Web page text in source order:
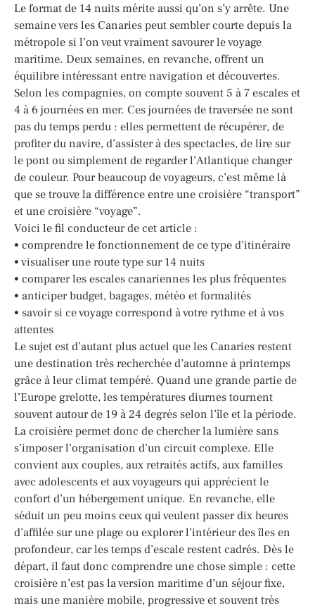
Le format de 14 nuits mérite aussi qu’on s’y arrête. Une
semaine vers les Canaries peut sembler courte depuis la
métropole si l’on veut vraiment savourer le voyage
maritime. Deux semaines, en revanche, offrent un
équilibre intéressant entre navigation et découvertes.
Selon les compagnies, on compte souvent 5 à 7 escales et
4 à 6 journées en mer. Ces journées de traversée ne sont
pas du temps perdu : elles permettent de récupérer, de
profiter du navire, d’assister à des spectacles, de lire sur
le pont ou simplement de regarder l’Atlantique changer
de couleur. Pour beaucoup de voyageurs, c’est même là
que se trouve la différence entre une croisière “transport”
et une croisière “voyage”.
Voici le fil conducteur de cet article :
• comprendre le fonctionnement de ce type d’itinéraire
• visualiser une route type sur 14 nuits
• comparer les escales canariennes les plus fréquentes
• anticiper budget, bagages, météo et formalités
• savoir si ce voyage correspond à votre rythme et à vos
attentes
Le sujet est d’autant plus actuel que les Canaries restent
une destination très recherchée d’automne à printemps
grâce à leur climat tempéré. Quand une grande partie de
l’Europe grelotte, les températures diurnes tournent
souvent autour de 19 à 24 degrés selon l’île et la période.
La croisière permet donc de chercher la lumière sans
s’imposer l’organisation d’un circuit complexe. Elle
convient aux couples, aux retraités actifs, aux familles
avec adolescents et aux voyageurs qui apprécient le
confort d’un hébergement unique. En revanche, elle
séduit un peu moins ceux qui veulent passer dix heures
d’affilée sur une plage ou explorer l’intérieur des îles en
profondeur, car les temps d’escale restent cadrés. Dès le
départ, il faut donc comprendre une chose simple : cette
croisière n’est pas la version maritime d’un séjour fixe,
mais une manière mobile, progressive et souvent très